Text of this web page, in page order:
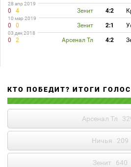
28 апр 2019
0 4 Зенит 4:2
10 мар 2019
0 0 Зенит 2:1
03 дек 2018
0 2 Арсенал Тл 4:2
КТО ПОБЕДИТ? ИТОГИ
Арсенал Тл
Ничья 209
Зенит 640